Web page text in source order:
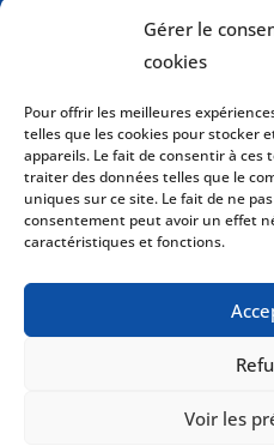
Gérer le
cookies
Pour offrir les meilleures
telles que les cookies pour stocker
appareils. Le fait de consentir à
traiter des données telles que le
uniques sur ce site. Le fait de ne
consentement peut avoir un effet
caractéristiques et fonctions.
Voir les
Politique de